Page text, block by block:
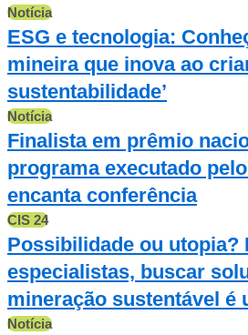
Notícia
ESG e tecnologia:
mineira que inova ao
sustentabilidade’
Notícia
Finalista em prêmio
programa executado
encanta conferência
CIS 24
Possibilidade ou utopia?
especialistas, buscar
mineração sustentável é
Notícia